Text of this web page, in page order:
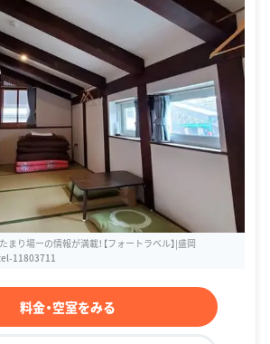
まり場ーの情報が満載！【フォートラベル】|盛岡
11803711
料金・空室をみる